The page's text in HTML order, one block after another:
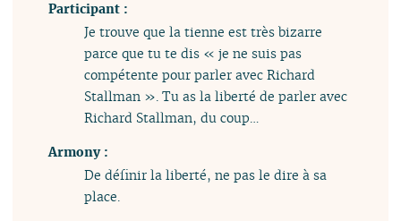
Participant :
Je trouve que la tienne est très bizarre
parce que tu te dis « je ne suis pas
compétente pour parler avec Richard
Stallman ». Tu as la liberté de parler avec
Richard Stallman, du coup…
Armony :
De définir la liberté, ne pas le dire à sa
place.